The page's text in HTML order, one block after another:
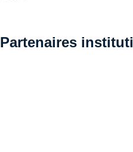
Partenaires